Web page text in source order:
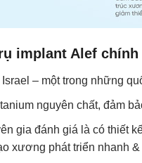
implant Alef chính
– một trong những
nguyên chất, đảm
gia đánh giá là có thiết
xương phát triển nhanh &